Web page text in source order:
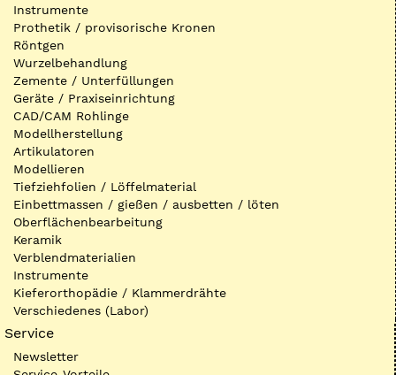
Instrumente
Prothetik / provisorische Kronen
Röntgen
Wurzelbehandlung
Zemente / Unterfüllungen
Geräte / Praxiseinrichtung
CAD/CAM Rohlinge
Modellherstellung
Artikulatoren
Modellieren
Tiefziehfolien / Löffelmaterial
Einbettmassen / gießen / ausbetten / löten
Oberflächenbearbeitung
Keramik
Verblendmaterialien
Instrumente
Kieferorthopädie / Klammerdrähte
Verschiedenes (Labor)
Service
Newsletter